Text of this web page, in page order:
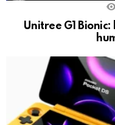
Unitree G1